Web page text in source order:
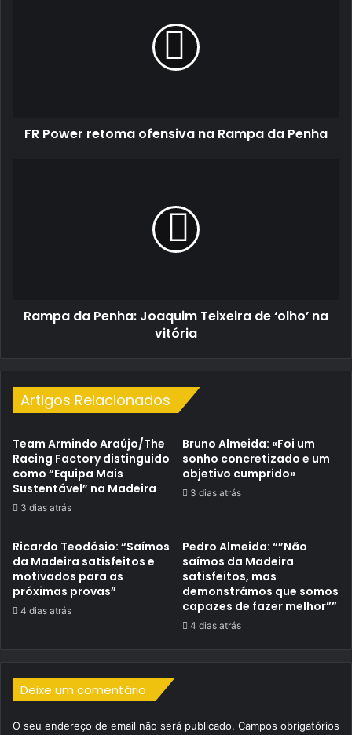
FR Power retoma ofensiva na Rampa da Penha
Rampa da Penha: Joaquim Teixeira de ‘olho’ na
vitória
Artigos Relacionados
Team Armindo Araújo/The
Racing Factory distinguido
como “Equipa Mais
Sustentável” na Madeira
3 dias atrás
Bruno Almeida: «Foi um
sonho concretizado e um
objetivo cumprido»
3 dias atrás
Ricardo Teodósio: “Saímos
da Madeira satisfeitos e
motivados para as
próximas provas”
4 dias atrás
Pedro Almeida: “”Não
saímos da Madeira
satisfeitos, mas
demonstrámos que somos
capazes de fazer melhor””
4 dias atrás
Deixe um comentário
O seu endereço de email não será publicado. Campos obrigatórios